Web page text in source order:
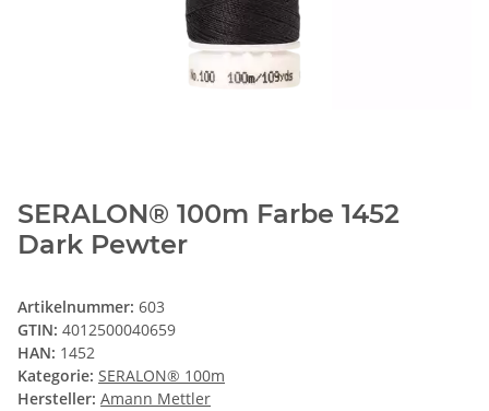
SERALON® 100m Farbe 1452
Dark Pewter
Artikelnummer: 603
GTIN: 4012500040659
HAN: 1452
Kategorie: SERALON® 100m
Hersteller: Amann Mettler